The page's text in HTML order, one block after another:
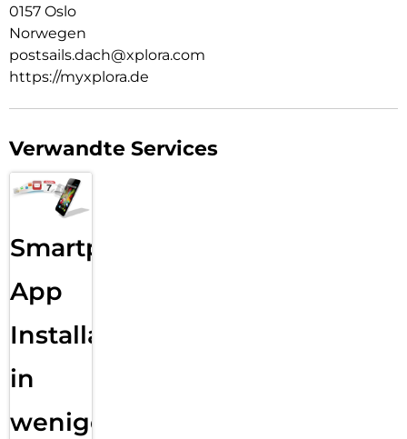
0157 Oslo
Norwegen
postsails.dach@xplora.com
https://myxplora.de
Verwandte Services
Smartphone
App
Installation
in
wenigen